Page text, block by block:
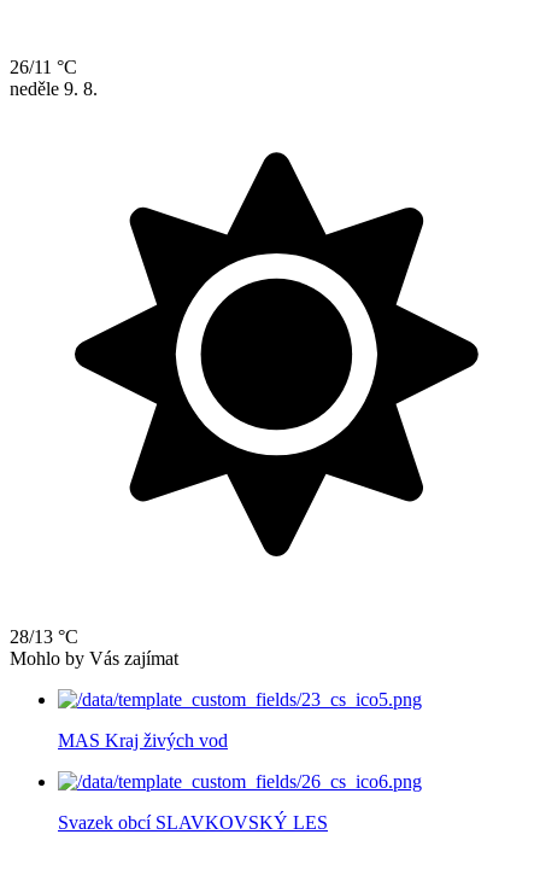
26/11 °C
neděle 9. 8.
28/13 °C
Mohlo by Vás zajímat
MAS Kraj živých vod
Svazek obcí SLAVKOVSKÝ LES